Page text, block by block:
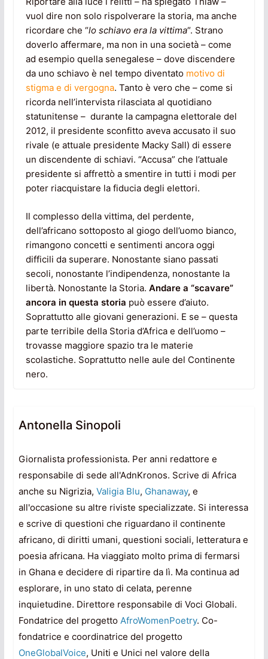
vuol dire non solo rispolverare la storia, ma anche
ricordare che “lo schiavo era la vittima“. Strano
doverlo affermare, ma non in una società – come
ad esempio quella senegalese – dove discendere
da uno schiavo è nel tempo diventato motivo di
stigma e di vergogna. Tanto è vero che – come si
ricorda nell’intervista rilasciata al quotidiano
statunitense – durante la campagna elettorale del
2012, il presidente sconfitto aveva accusato il suo
rivale (e attuale presidente Macky Sall) di essere
un discendente di schiavi. “Accusa” che l’attuale
presidente si affrettò a smentire in tutti i modi per
poter riacquistare la fiducia degli elettori.
Il complesso della vittima, del perdente,
dell’africano sottoposto al giogo dell’uomo bianco,
rimangono concetti e sentimenti ancora oggi
difficili da superare. Nonostante siano passati
secoli, nonostante l’indipendenza, nonostante la
libertà. Nonostante la Storia. Andare a “scavare”
ancora in questa storia può essere d’aiuto.
Soprattutto alle giovani generazioni. E se – questa
parte terribile della Storia d’Africa e dell’uomo –
trovasse maggiore spazio tra le materie
scolastiche. Soprattutto nelle aule del Continente
nero.
Antonella Sinopoli
Giornalista professionista. Per anni redattore e
responsabile di sede all'AdnKronos. Scrive di Africa
anche su Nigrizia, Valigia Blu, Ghanaway, e
all'occasione su altre riviste specializzate. Si interessa
e scrive di questioni che riguardano il continente
africano, di diritti umani, questioni sociali, letteratura e
poesia africana. Ha viaggiato molto prima di fermarsi
in Ghana e decidere di ripartire da lì. Ma continua ad
esplorare, in uno stato di celata, perenne
inquietudine. Direttore responsabile di Voci Globali.
Fondatrice del progetto AfroWomenPoetry. Co-
fondatrice e coordinatrice del progetto
OneGlobalVoice, Uniti e Unici nel valore della